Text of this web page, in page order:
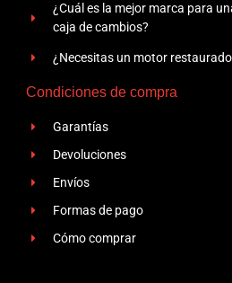
¿Cuál es la mejor marca para
caja de cambios?
¿Necesitas un motor
Condiciones de compra
Garantías
Devoluciones
Envíos
Formas de pago
Cómo comprar